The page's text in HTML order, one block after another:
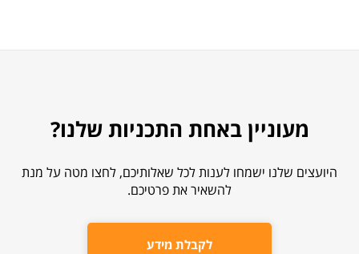
מעוניין באחת התכניות שלנו?
היועצים שלנו ישמחו לענות לכל שאלותיכם, לחצו מטה על מנת
להשאיר את פרטיכם.
לקבלת מידע